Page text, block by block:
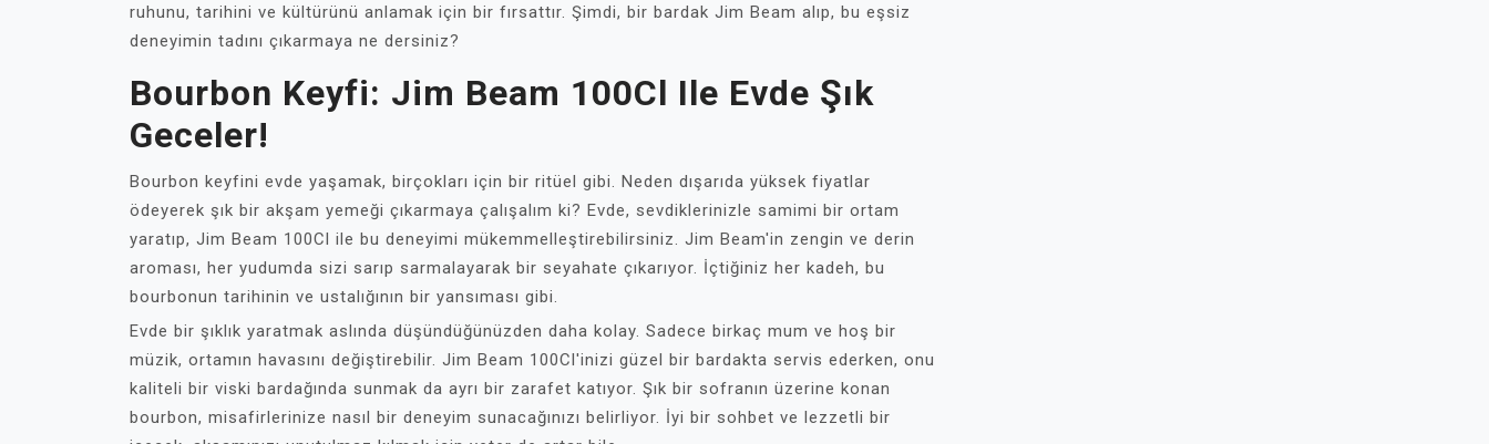
ruhunu, tarihini ve kültürünü anlamak için bir fırsattır. Şimdi, bir bardak Jim Beam alıp, bu eşsiz
deneyimin tadını çıkarmaya ne dersiniz?
Bourbon Keyfi: Jim Beam 100Cl Ile Evde Şık
Geceler!
Bourbon keyfini evde yaşamak, birçokları için bir ritüel gibi. Neden dışarıda yüksek fiyatlar
ödeyerek şık bir akşam yemeği çıkarmaya çalışalım ki? Evde, sevdiklerinizle samimi bir ortam
yaratıp, Jim Beam 100Cl ile bu deneyimi mükemmelleştirebilirsiniz. Jim Beam'in zengin ve derin
aroması, her yudumda sizi sarıp sarmalayarak bir seyahate çıkarıyor. İçtiğiniz her kadeh, bu
bourbonun tarihinin ve ustalığının bir yansıması gibi.
Evde bir şıklık yaratmak aslında düşündüğünüzden daha kolay. Sadece birkaç mum ve hoş bir
müzik, ortamın havasını değiştirebilir. Jim Beam 100Cl'inizi güzel bir bardakta servis ederken, onu
kaliteli bir viski bardağında sunmak da ayrı bir zarafet katıyor. Şık bir sofranın üzerine konan
bourbon, misafirlerinize nasıl bir deneyim sunacağınızı belirliyor. İyi bir sohbet ve lezzetli bir